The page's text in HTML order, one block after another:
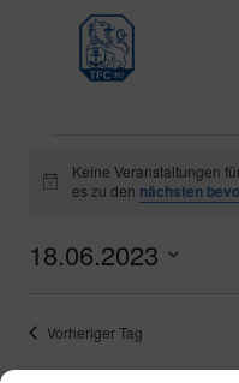
springen
18.
Juni
Hinweis
Keine Veranstaltungen
es zu den nächsten
18.06.2023
wählen.
Vorheriger Tag